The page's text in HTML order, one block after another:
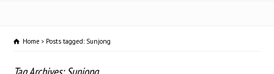
Home Posts tagged: Sunjong